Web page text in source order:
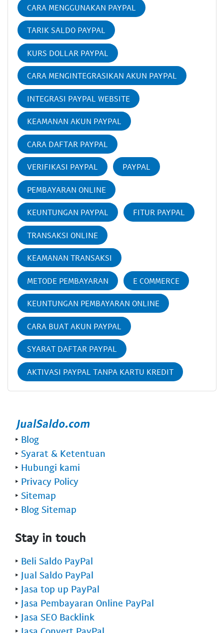
CARA MENGGUNAKAN PAYPAL
TARIK SALDO PAYPAL
KURS DOLLAR PAYPAL
CARA MENGINTEGRASIKAN AKUN PAYPAL
INTEGRASI PAYPAL WEBSITE
KEAMANAN AKUN PAYPAL
CARA DAFTAR PAYPAL
VERIFIKASI PAYPAL PAYPAL
PEMBAYARAN ONLINE
KEUNTUNGAN PAYPAL FITUR PAYPAL
TRANSAKSI ONLINE
KEAMANAN TRANSAKSI
METODE PEMBAYARAN E COMMERCE
KEUNTUNGAN PEMBAYARAN ONLINE
CARA BUAT AKUN PAYPAL
SYARAT DAFTAR PAYPAL
AKTIVASI PAYPAL TANPA KARTU KREDIT
‣ Blog
‣ Syarat & Ketentuan
‣ Hubungi kami
‣ Privacy Policy
‣ Sitemap
‣ Blog Sitemap
Stay in touch
‣ Beli Saldo PayPal
‣ Jual Saldo PayPal
‣ Jasa top up PayPal
‣ Jasa Pembayaran Online PayPal
‣ Jasa SEO Backlink
‣ Jasa Convert PayPal